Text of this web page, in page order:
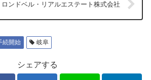
ロンドベル・リアルエステート株式会社
続開始 岐阜
シェアする